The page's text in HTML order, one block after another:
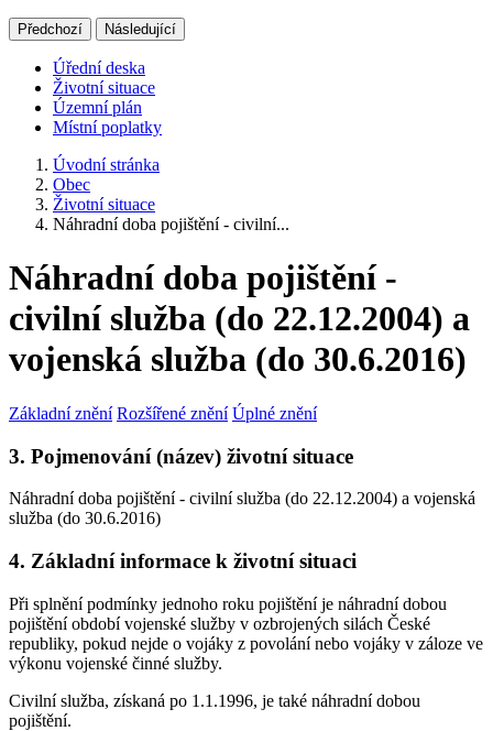
Předchozí Následující
Úřední deska
Životní situace
Územní plán
Místní poplatky
Úvodní stránka
Obec
Životní situace
Náhradní doba pojištění - civilní...
Náhradní doba pojištění -
civilní služba (do 22.12.2004) a
vojenská služba (do 30.6.2016)
Základní znění Rozšířené znění Úplné znění
3. Pojmenování (název) životní situace
Náhradní doba pojištění - civilní služba (do 22.12.2004) a vojenská
služba (do 30.6.2016)
4. Základní informace k životní situaci
Při splnění podmínky jednoho roku pojištění je náhradní dobou
pojištění období vojenské služby v ozbrojených silách České
republiky, pokud nejde o vojáky z povolání nebo vojáky v záloze ve
výkonu vojenské činné služby.
Civilní služba, získaná po 1.1.1996, je také náhradní dobou
pojištění.